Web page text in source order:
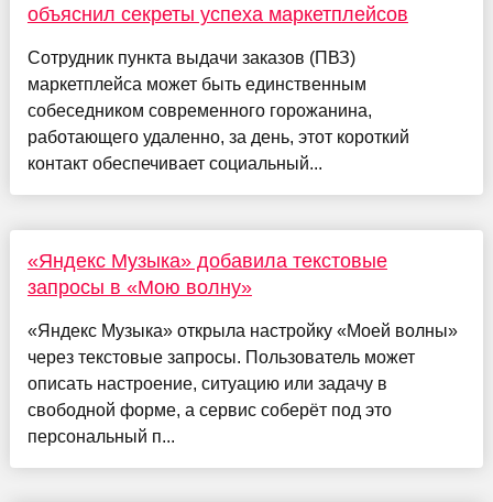
объяснил секреты успеха маркетплейсов
Сотрудник пункта выдачи заказов (ПВЗ)
маркетплейса может быть единственным
собеседником современного горожанина,
работающего удаленно, за день, этот короткий
контакт обеспечивает социальный...
«Яндекс Музыка» добавила текстовые
запросы в «Мою волну»
«Яндекс Музыка» открыла настройку «Моей волны»
через текстовые запросы. Пользователь может
описать настроение, ситуацию или задачу в
свободной форме, а сервис соберёт под это
персональный п...